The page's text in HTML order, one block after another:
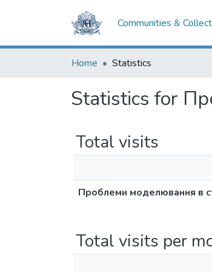
Communities &
Home Statistics
Statistics for
Total visits
Проблеми моделювання в
Total visits per